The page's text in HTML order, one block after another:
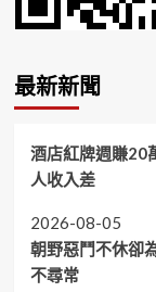
最新新聞
酒店紅牌週賺20
人收入差
2026-08-05
朝野惡鬥不休卻
不尋常